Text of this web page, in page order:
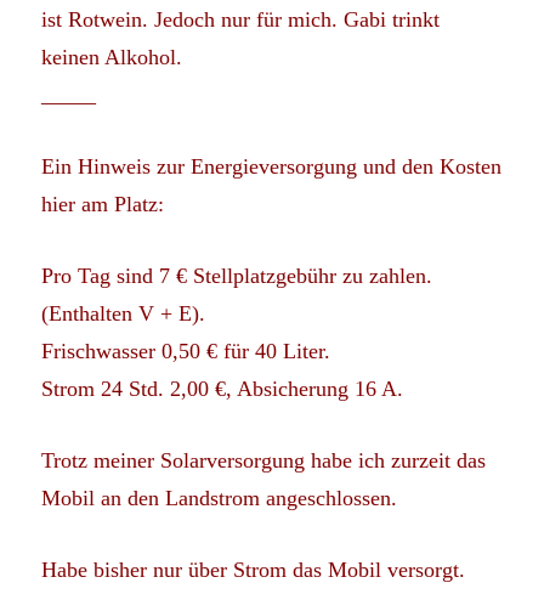
ist Rotwein. Jedoch nur für mich. Gabi trinkt
keinen Alkohol.
Ein Hinweis zur Energieversorgung und den Kosten
hier am Platz:
Pro Tag sind 7 € Stellplatzgebühr zu zahlen.
(Enthalten V + E).
Frischwasser 0,50 € für 40 Liter.
Strom 24 Std. 2,00 €, Absicherung 16 A.
Trotz meiner Solarversorgung habe ich zurzeit das
Mobil an den Landstrom angeschlossen.
Habe bisher nur über Strom das Mobil versorgt.